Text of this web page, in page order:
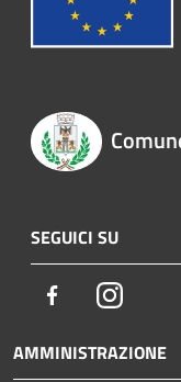
SEGUICI SU
Facebook
AMMINISTRAZIONE